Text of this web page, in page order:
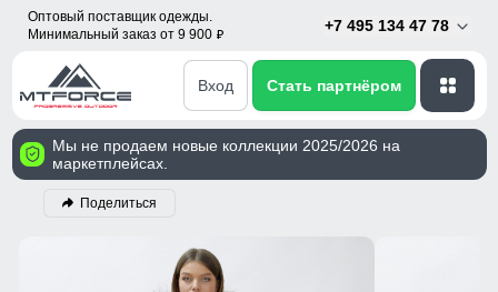
Оптовый поставщик одежды.
Минимальный заказ от 9 900 p
+7 495 134 47 78
Вход Стать партнёром
Мы не продаем новые коллекции 2025/2026 на
маркетплейсах.
Поделиться